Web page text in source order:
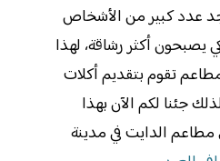
عدد كبير من الأشخاص
يصبحون أكثر رشاقة، لهذا
تقوم بتقديم أكلات
جئنا لكم الآن بهذا
الدايت في مدينة